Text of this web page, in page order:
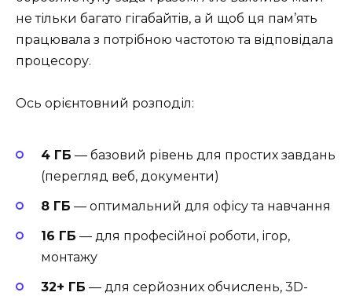
не тільки багато гігабайтів, а й щоб ця пам’ять
працювала з потрібною частотою та відповідала
процесору.
Ось орієнтовний розподіл:
4 ГБ — базовий рівень для простих завдань
(перегляд веб, документи)
8 ГБ — оптимальний для офісу та навчання
16 ГБ — для професійної роботи, ігор,
монтажу
32+ ГБ — для серйозних обчислень, 3D-